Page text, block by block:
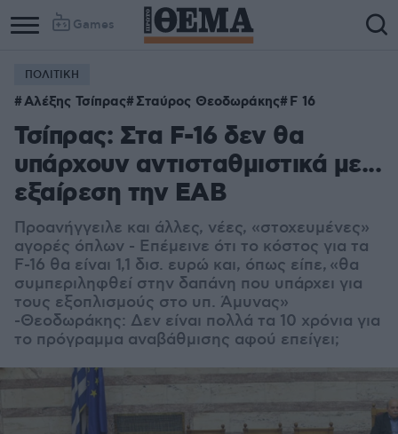
Games
ΠΟΛΙΤΙΚΗ
Αλέξης Τσίπρας Σταύρος Θεοδωράκης F 16
Τσίπρας: Στα F-16 δεν θα
υπάρχουν αντισταθμιστικά με...
εξαίρεση την ΕΑΒ
Προανήγγειλε και άλλες, νέες, «στοχευμένες»
αγορές όπλων - Επέμεινε ότι το κόστος για τα
F-16 θα είναι 1,1 δισ. ευρώ και, όπως είπε, «θα
συμπεριληφθεί στην δαπάνη που υπάρχει για
τους εξοπλισμούς στο υπ. Άμυνας»
-Θεοδωράκης: Δεν είναι πολλά τα 10 χρόνια για
το πρόγραμμα αναβάθμισης αφού επείγει;